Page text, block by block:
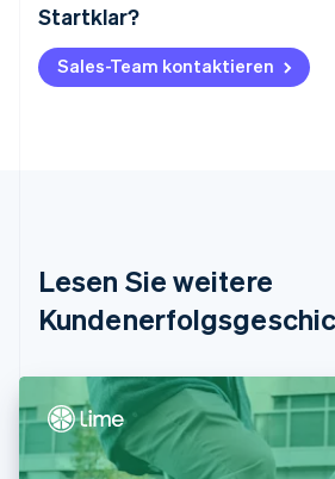
Startklar?
Sales-Team kontaktieren
Lesen Sie weitere
Australien
Belgien
NederlandsFrançaisDeutschEnglish
DeutschEnglish
English
简体中文English
Finnland
EnglishSvenska
Frankreich
Français English